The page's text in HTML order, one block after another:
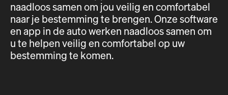
naadloos samen om jou veilig en comfortabel
naar je bestemming te brengen. Onze software
en app in de auto werken naadloos samen om
u te helpen veilig en comfortabel op uw
bestemming te komen.